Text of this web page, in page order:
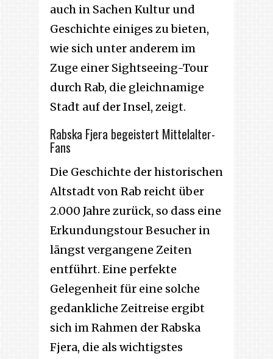
auch in Sachen Kultur und
Geschichte einiges zu bieten,
wie sich unter anderem im
Zuge einer Sightseeing-Tour
durch Rab, die gleichnamige
Stadt auf der Insel, zeigt.
Rabska Fjera begeistert Mittelalter-
Fans
Die Geschichte der historischen
Altstadt von Rab reicht über
2.000 Jahre zurück, so dass eine
Erkundungstour Besucher in
längst vergangene Zeiten
entführt. Eine perfekte
Gelegenheit für eine solche
gedankliche Zeitreise ergibt
sich im Rahmen der Rabska
Fjera, die als wichtigstes